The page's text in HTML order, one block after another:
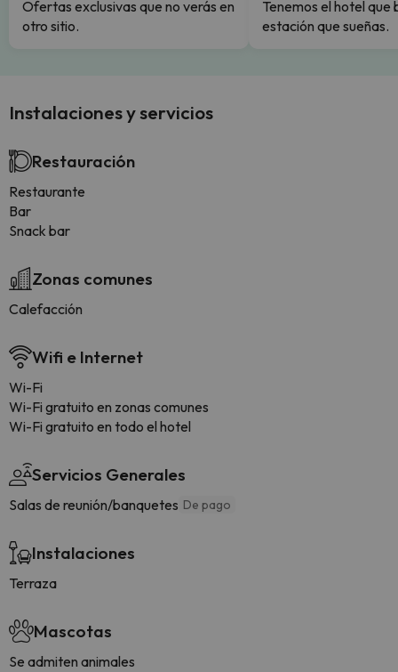
Ofertas exclusivas que no verás en
otro sitio.
Tenemos el hotel que
estación que sueñas.
Instalaciones y servicios
Restauración
Restaurante
Bar
Snack bar
Zonas comunes
Calefacción
Wifi e Internet
Wi-Fi
Wi-Fi gratuito en zonas comunes
Wi-Fi gratuito en todo el hotel
Servicios Generales
Salas de reunión/banquetes De pago
Instalaciones
Terraza
Mascotas
Se admiten animales